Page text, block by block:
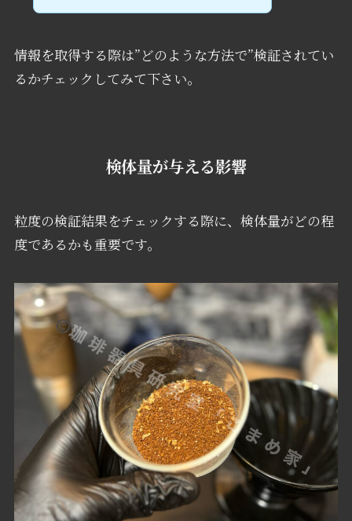
情報を取得する際は”どのような方法で”検証されてい
るかチェックしてみて下さい。
検体量が与える影響
粒度の検証結果をチェックする際に、検体量がどの程
度であるかも重要です。